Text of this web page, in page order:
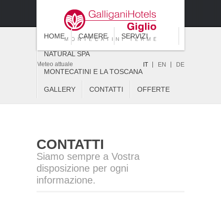
IT EN DE
Meteo attuale
HOME CAMERE SERVIZI
NATURAL SPA
MONTECATINI E LA TOSCANA
GALLERY CONTATTI OFFERTE
CONTATTI
Siamo sempre a Vostra
disposizione per ogni
informazione.